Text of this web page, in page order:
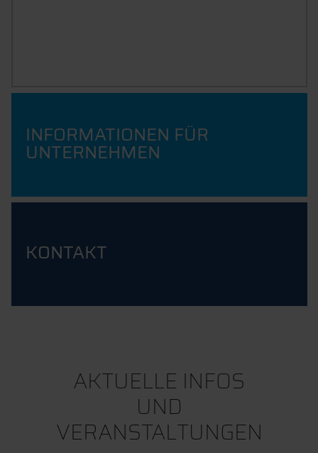
INFORMATIONEN FÜR
UNTERNEHMEN
KONTAKT
AKTUELLE INFOS
UND
VERANSTALTUNGEN